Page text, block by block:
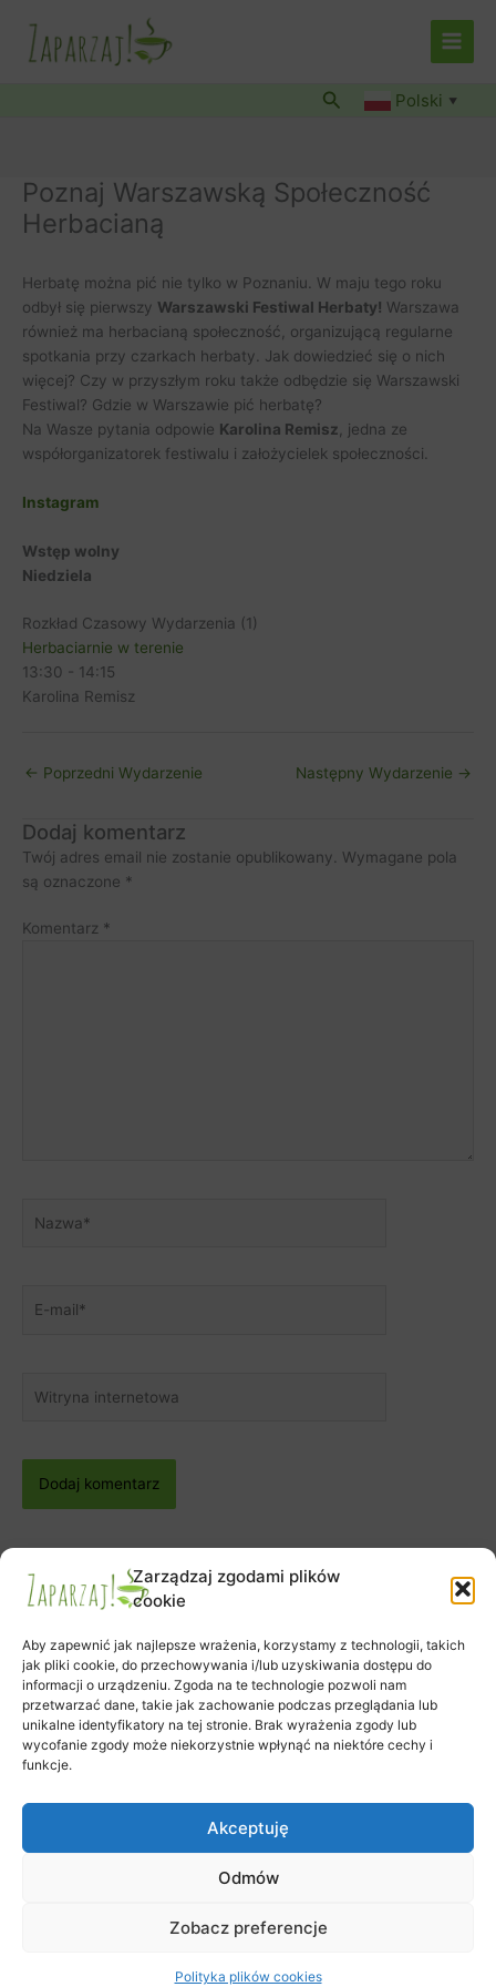
Zarządzaj zgodami plików
cookie
Aby zapewnić jak najlepsze wrażenia, korzystamy z technologii, takich
jak pliki cookie, do przechowywania i/lub uzyskiwania dostępu do
informacji o urządzeniu. Zgoda na te technologie pozwoli nam
przetwarzać dane, takie jak zachowanie podczas przeglądania lub
unikalne identyfikatory na tej stronie. Brak wyrażenia zgody lub
wycofanie zgody może niekorzystnie wpłynąć na niektóre cechy i
funkcje.
Akceptuję
Odmów
Zobacz preferencje
Polityka plików cookies
treści
Szukaj Polski ▼
Poznaj Warszawską Społeczność
Herbacianą
Herbatę można pić nie tylko w Poznaniu. W maju tego roku
odbył się pierwszy Warszawski Festiwal Herbaty! Warszawa
również ma herbacianą społeczność, organizującą regularne
spotkania przy czarkach herbaty. Jak dowiedzieć się o nich
więcej? Czy w przyszłym roku także odbędzie się Warszawski
Festiwal? Gdzie w Warszawie pić herbatę?
Na Wasze pytania odpowie Karolina Remisz , jedna ze
współorganizatorek festiwalu i założycielek społeczności.
Instagram
Wstęp wolny
Niedziela
Rozkład Czasowy Wydarzenia (1)
Herbaciarnie w terenie
13:30
14:15
Karolina Remisz
← Poprzedni Wydarzenie Następny Wydarzenie →
Dodaj komentarz
Twój adres email nie zostanie opublikowany.
Wymagane pola
są oznaczone *
Komentarz *
mail*
internetowa
Zapisy na warsztaty
Zamówienie
Koszyk
Motyw Astra WordPress